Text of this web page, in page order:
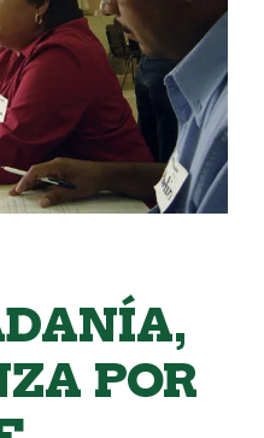
POR